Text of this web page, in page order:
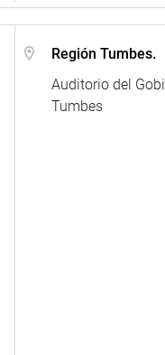
Región Tumbes.
Auditorio del
Tumbes